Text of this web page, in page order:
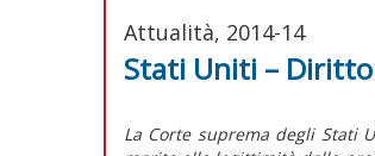
Attualità, 2014-14
Stati Uniti –
La Corte suprema degli Stati